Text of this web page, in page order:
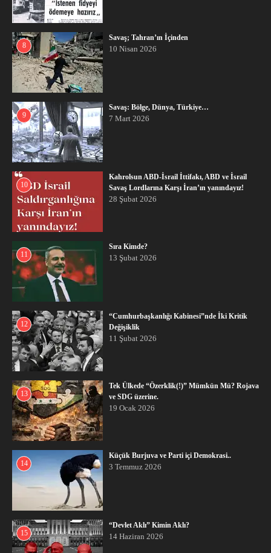
8
Savaş; Tahran’ın İçinden
10 Nisan 2026
9
Savaş: Bölge, Dünya, Türkiye…
7 Mart 2026
10
Kahrolsun ABD-İsrail İttifakı, ABD ve İsrail
Savaş Lordlarına Karşı İran’ın yanındayız!
28 Şubat 2026
11
Sıra Kimde?
13 Şubat 2026
12
“Cumhurbaşkanlığı Kabinesi”nde İki Kritik
Değişiklik
11 Şubat 2026
13
Tek Ülkede “Özerklik(!)” Mümkün Mü? Rojava
ve SDG üzerine.
19 Ocak 2026
14
Küçük Burjuva ve Parti içi Demokrasi..
3 Temmuz 2026
15
“Devlet Aklı” Kimin Aklı?
14 Haziran 2026